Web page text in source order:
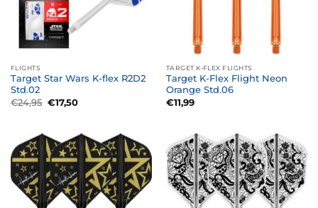
FLIGHTS
Target Star Wars K-flex R2D2
Std.02
€24,95 Oorspronkelijke
prijs
€17,50Huidige
TARGET K-FLEX FLIGHTS
Target K-Flex Flight Neon
Orange Std.06
€11,99